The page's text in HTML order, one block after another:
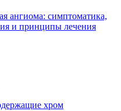
ангиома: симптоматика,
и принципы лечения
хром